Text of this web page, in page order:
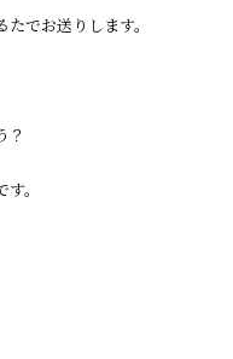
でお送りします。
？
す。